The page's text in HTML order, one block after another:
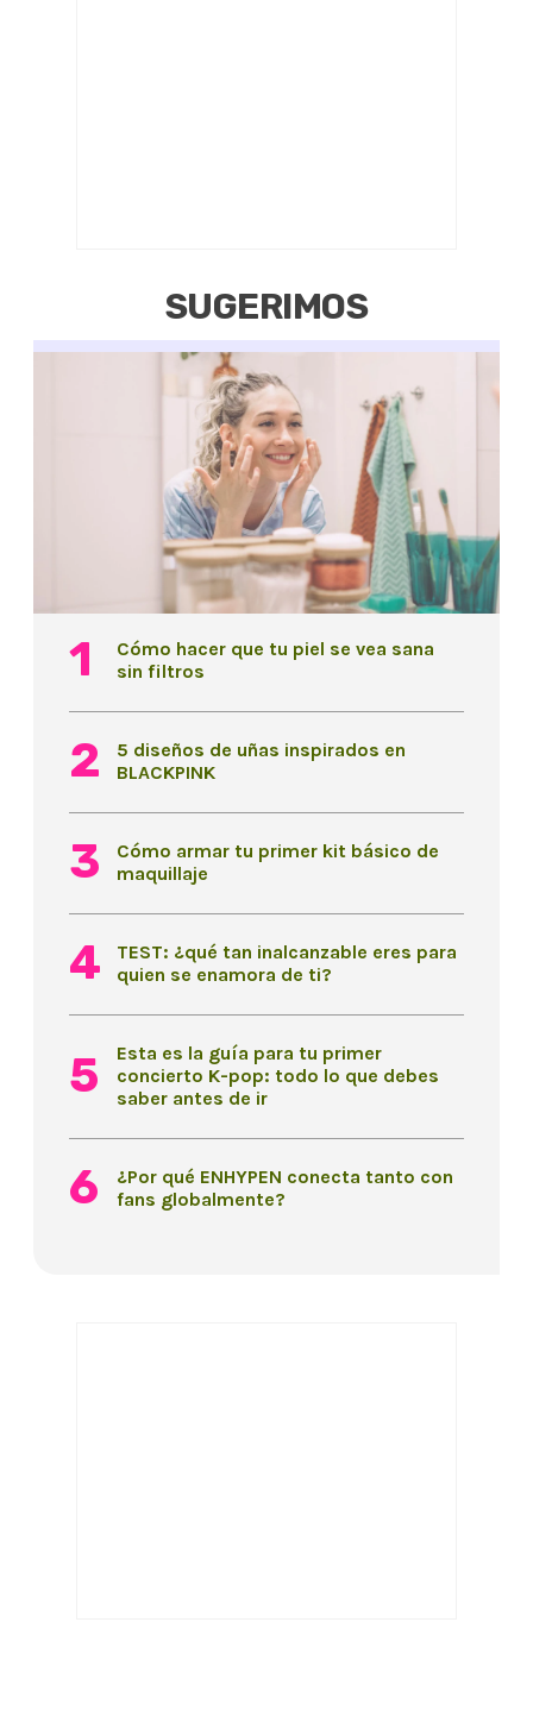
SUGERIMOS
Cómo hacer que tu piel se vea sana
sin filtros
5 diseños de uñas inspirados en
BLACKPINK
Cómo armar tu primer kit básico de
maquillaje
TEST: ¿qué tan inalcanzable eres para
quien se enamora de ti?
Esta es la guía para tu primer
concierto K-pop: todo lo que debes
saber antes de ir
¿Por qué ENHYPEN conecta tanto con
fans globalmente?